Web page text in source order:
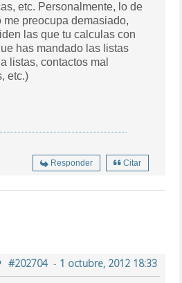
etc. Personalmente, lo de
me preocupa demasiado,
las que tu calculas con
has mandado las listas
listas, contactos mal
etc.)
Responder Citar
#202704- 1 octubre, 2012 18:33